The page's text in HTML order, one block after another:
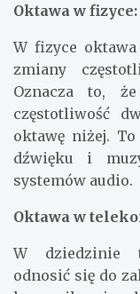
Oktawa w fizyce:
W fizyce
zmiany
Oznacza to,
częstotliwość
oktawę niżej.
dźwięku i
systemów audio.
Oktawa w
W dziedzinie
odnosić się do